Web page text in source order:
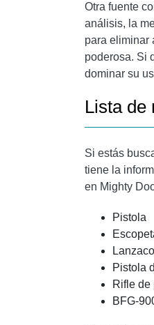
Otra fuente
análisis, la
para eliminar
poderosa. Si
dominar su
Lista de
Si estás
tiene la
en Mighty
Pistola
Pistola
Rifle de
BFG-